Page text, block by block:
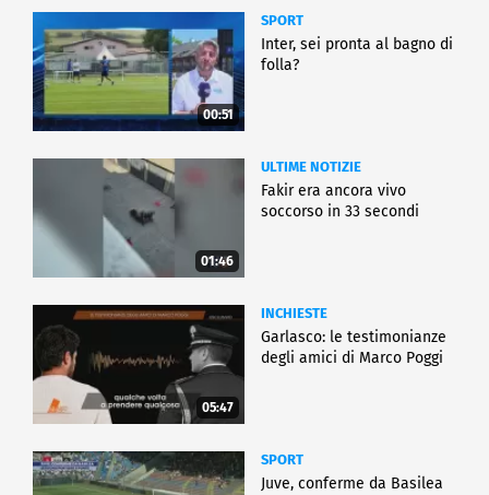
00:51
SPORT
Inter, sei pronta al bagno di
folla?
01:46
ULTIME NOTIZIE
Fakir era ancora vivo
soccorso in 33 secondi
05:47
INCHIESTE
Garlasco: le testimonianze
degli amici di Marco Poggi
SPORT
Juve, conferme da Basilea